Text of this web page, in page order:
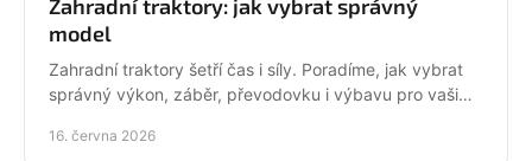
Zahradní traktory: jak vybrat správný
model
Zahradní traktory šetří čas i síly. Poradíme, jak vybrat
správný výkon, záběr, převodovku i výbavu pro vaši
16. června 2026